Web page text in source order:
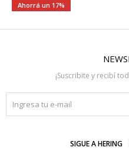
17
¡Suscribite y recibí
SIGUE A HERING